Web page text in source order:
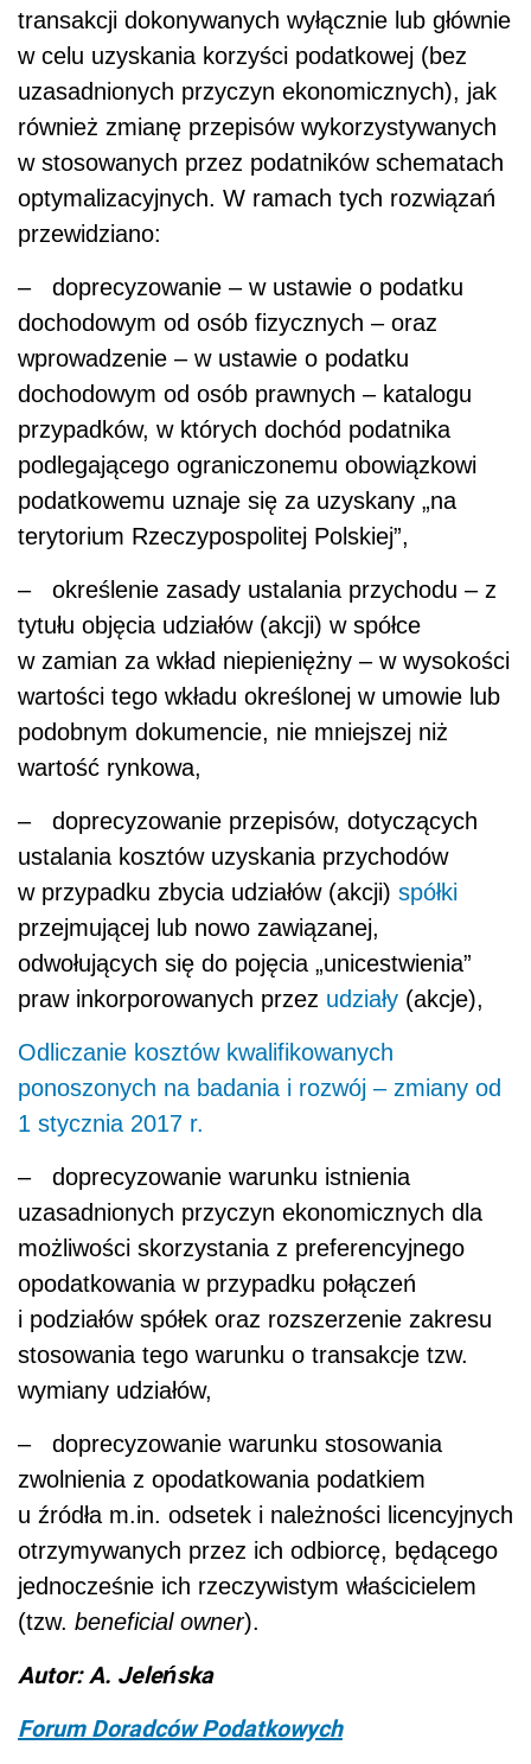
transakcji dokonywanych wyłącznie lub głównie
w celu uzyskania korzyści podatkowej (bez
uzasadnionych przyczyn ekonomicznych), jak
również zmianę przepisów wykorzystywanych
w stosowanych przez podatników schematach
optymalizacyjnych. W ramach tych rozwiązań
przewidziano:
– doprecyzowanie – w ustawie o podatku
dochodowym od osób fizycznych – oraz
wprowadzenie – w ustawie o podatku
dochodowym od osób prawnych – katalogu
przypadków, w których dochód podatnika
podlegającego ograniczonemu obowiązkowi
podatkowemu uznaje się za uzyskany „na
terytorium Rzeczypospolitej Polskiej”,
– określenie zasady ustalania przychodu – z
tytułu objęcia udziałów (akcji) w spółce
w zamian za wkład niepieniężny – w wysokości
wartości tego wkładu określonej w umowie lub
podobnym dokumencie, nie mniejszej niż
wartość rynkowa,
– doprecyzowanie przepisów, dotyczących
ustalania kosztów uzyskania przychodów
w przypadku zbycia udziałów (akcji) spółki
przejmującej lub nowo zawiązanej,
odwołujących się do pojęcia „unicestwienia”
praw inkorporowanych przez udziały (akcje),
Odliczanie kosztów kwalifikowanych
ponoszonych na badania i rozwój – zmiany od
1 stycznia 2017 r.
– doprecyzowanie warunku istnienia
uzasadnionych przyczyn ekonomicznych dla
możliwości skorzystania z preferencyjnego
opodatkowania w przypadku połączeń
i podziałów spółek oraz rozszerzenie zakresu
stosowania tego warunku o transakcje tzw.
wymiany udziałów,
– doprecyzowanie warunku stosowania
zwolnienia z opodatkowania podatkiem
u źródła m.in. odsetek i należności licencyjnych
otrzymywanych przez ich odbiorcę, będącego
jednocześnie ich rzeczywistym właścicielem
(tzw. beneficial owner).
Autor: A. Jeleńska
Forum Doradców Podatkowych